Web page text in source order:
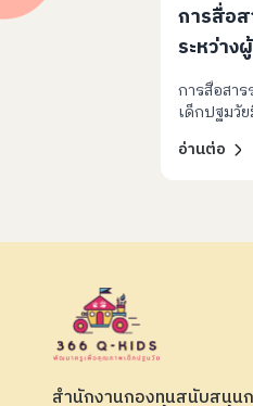
การสื่อส
ระหว่า
ปฐมวัย
การสื่อสา
เด็กปฐมวั
อ่านต่อ
สำนักงานกองทุนสนับสนุน